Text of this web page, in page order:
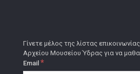
Γίνετε μέλος της λίστας
Αρχείου Μουσείου Ύδρας για να
Email *